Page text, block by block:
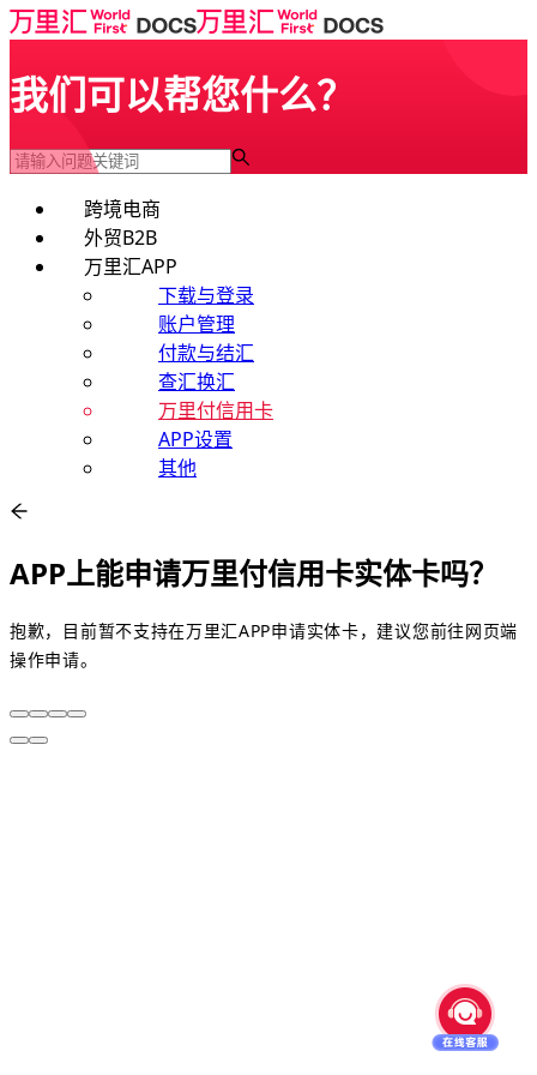
我们可以帮您什么？
跨境电商
外贸B2B
万里汇APP
下载与登录
账户管理
付款与结汇
查汇换汇
万里付信用卡
APP设置
其他
APP上能申请万里付信用卡实体卡吗？
抱歉，目前暂不支持在万里汇APP申请实体卡，建议您前往网页端
操作申请。